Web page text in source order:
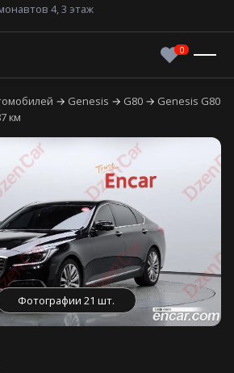
4, 3 этаж
Genesis G80
Genesis G80
км
Фотографии 21 шт.